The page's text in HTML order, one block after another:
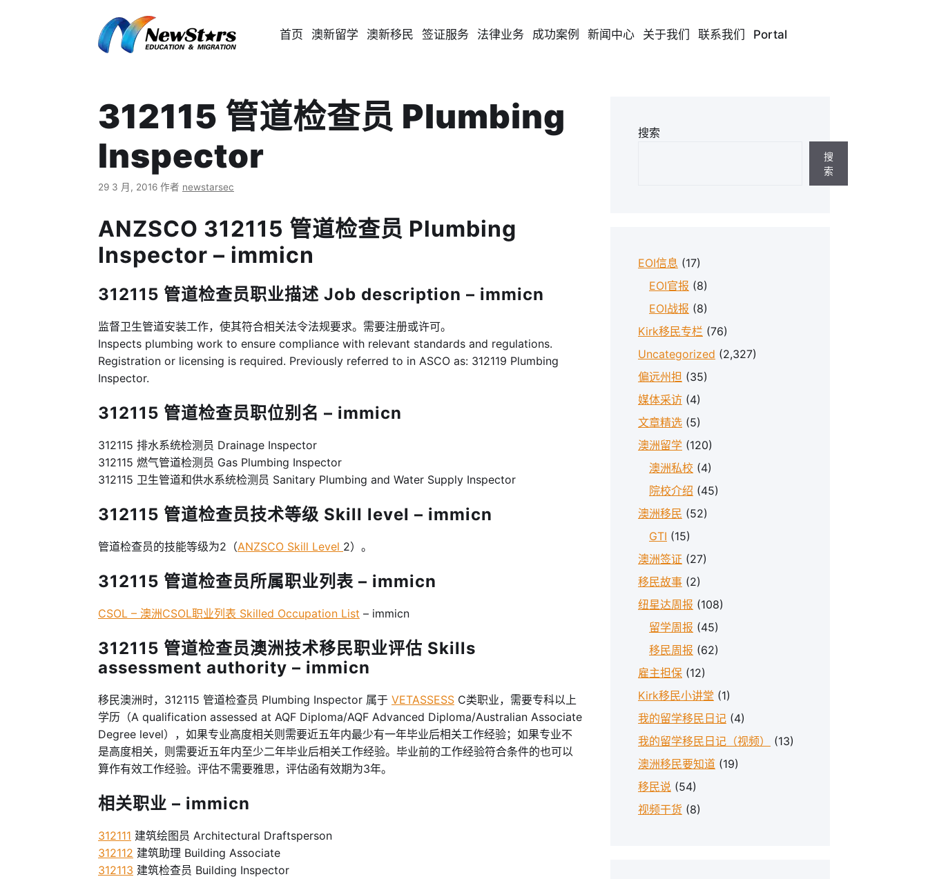
首页 澳新留学 澳新移民 签证服务 法律业务 成功案例 新闻中心 关于我们 联系我们 Portal
312115 管道检查员 Plumbing
Inspector
29 3 月, 2016 作者 newstarsec
ANZSCO 312115 管道检查员 Plumbing
Inspector – immicn
312115 管道检查员职业描述 Job description – immicn
监督卫生管道安装工作，使其符合相关法令法规要求。需要注册或许可。
Inspects plumbing work to ensure compliance with relevant standards and regulations.
Registration or licensing is required. Previously referred to in ASCO as: 312119 Plumbing
Inspector.
312115 管道检查员职位别名 – immicn
312115 排水系统检测员 Drainage Inspector
312115 燃气管道检测员 Gas Plumbing Inspector
312115 卫生管道和供水系统检测员 Sanitary Plumbing and Water Supply Inspector
312115 管道检查员技术等级 Skill level – immicn
管道检查员的技能等级为2（ANZSCO Skill Level 2）。
312115 管道检查员所属职业列表 – immicn
CSOL – 澳洲CSOL职业列表 Skilled Occupation List – immicn
312115 管道检查员澳洲技术移民职业评估 Skills
assessment authority – immicn
移民澳洲时，312115 管道检查员 Plumbing Inspector 属于 VETASSESS C类职业，需要专科以上
学历（A qualification assessed at AQF Diploma/AQF Advanced Diploma/Australian Associate
Degree level），如果专业高度相关则需要近五年内最少有一年毕业后相关工作经验；如果专业不
是高度相关，则需要近五年内至少二年毕业后相关工作经验。毕业前的工作经验符合条件的也可以
算作有效工作经验。评估不需要雅思，评估函有效期为3年。
相关职业 – immicn
312111 建筑绘图员 Architectural Draftsperson
312112 建筑助理 Building Associate
312113 建筑检查员 Building Inspector
搜索
搜
索
EOI信息 (17)
EOI官报 (8)
EOI战报 (8)
Kirk移民专栏 (76)
Uncategorized (2,327)
偏远州担 (35)
媒体采访 (4)
文章精选 (5)
澳洲留学 (120)
澳洲私校 (4)
院校介绍 (45)
澳洲移民 (52)
GTI (15)
澳洲签证 (27)
移民故事 (2)
纽星达周报 (108)
留学周报 (45)
移民周报 (62)
雇主担保 (12)
Kirk移民小讲堂 (1)
我的留学移民日记 (4)
我的留学移民日记（视频）
(13)
澳洲移民要知道 (19)
移民说 (54)
视频干货 (8)